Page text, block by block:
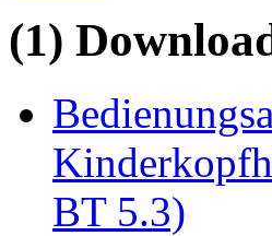
(1)
BT 5.3)